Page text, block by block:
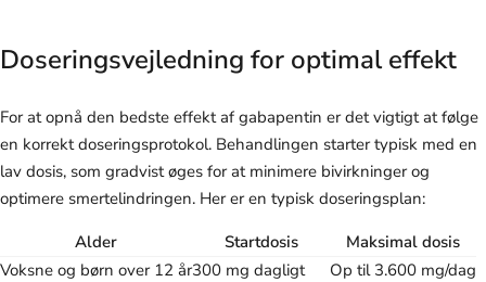
Doseringsvejledning for optimal effekt
For at opnå den bedste effekt af gabapentin er det vigtigt at følge
en korrekt doseringsprotokol. Behandlingen starter typisk med en
lav dosis, som gradvist øges for at minimere bivirkninger og
optimere smertelindringen. Her er en typisk doseringsplan:
Alder
Startdosis
Maksimal dosis
Voksne og børn over 12 år300 mg dagligt
Op til 3.600 mg/dag